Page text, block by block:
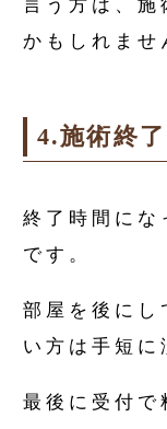
言う方は、施
かもしれませ
4.施術終了
終了時間にな
です。
部屋を後にし
い方は手短に
最後に受付で